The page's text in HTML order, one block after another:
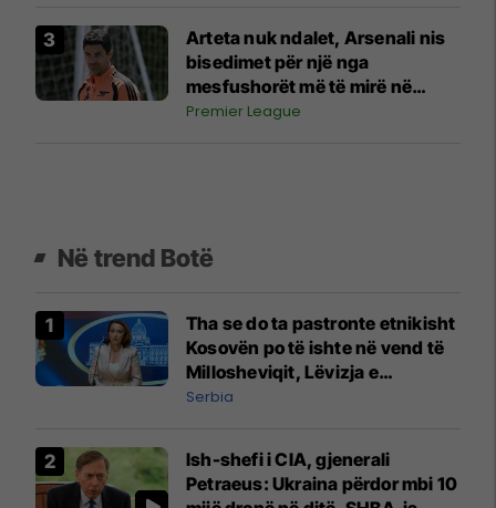
Arteta nuk ndalet, Arsenali nis
bisedimet për një nga
mesfushorët më të mirë në
Angli
Premier League
Në trend Botë
Tha se do ta pastronte etnikisht
Kosovën po të ishte në vend të
Millosheviqit, Lëvizja e
Qytetarëve të Lirë në Serbi
Paunoviq
Serbia
Ish-shefi i CIA, gjenerali
Petraeus: Ukraina përdor mbi 10